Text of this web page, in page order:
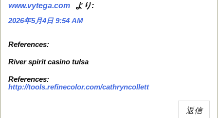
www.vytega.com より:
2026年5月4日 9:54 AM
References:
River spirit casino tulsa
References:
http://tools.refinecolor.com/cathryncollett
返信